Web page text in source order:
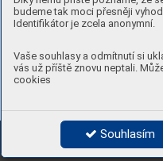
budeme tak moci přesněji
Identifikátor je zcela anonymní.
Vaše souhlasy a odmítnutí si
vás už příště znovu neptali.
cookies
Souhlasím